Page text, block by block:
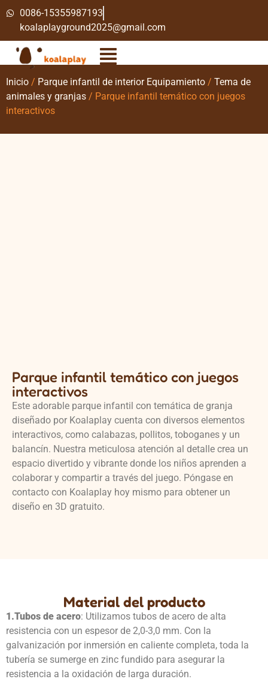
0086-15355987193
koalaplayground2025@gmail.com
Inicio / Parque infantil de interior Equipamiento / Tema de
animales y granjas / Parque infantil temático con juegos
interactivos
Parque infantil temático con juegos
interactivos
Este adorable parque infantil con temática de granja
diseñado por Koalaplay cuenta con diversos elementos
interactivos, como calabazas, pollitos, toboganes y un
balancín. Nuestra meticulosa atención al detalle crea un
espacio divertido y vibrante donde los niños aprenden a
colaborar y compartir a través del juego. Póngase en
contacto con Koalaplay hoy mismo para obtener un
diseño en 3D gratuito.
Material del producto
1.Tubos de acero: Utilizamos tubos de acero de alta
resistencia con un espesor de 2,0-3,0 mm. Con la
galvanización por inmersión en caliente completa, toda la
tubería se sumerge en zinc fundido para asegurar la
resistencia a la oxidación de larga duración.